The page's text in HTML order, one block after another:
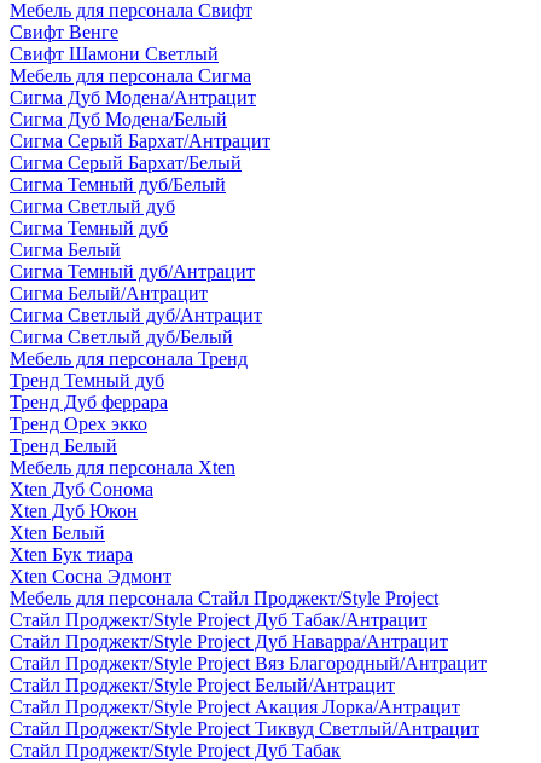
Мебель для персонала Свифт
Свифт Венге
Свифт Шамони Светлый
Мебель для персонала Сигма
Сигма Дуб Модена/Антрацит
Сигма Дуб Модена/Белый
Сигма Серый Бархат/Антрацит
Сигма Серый Бархат/Белый
Сигма Темный дуб/Белый
Сигма Светлый дуб
Сигма Темный дуб
Сигма Белый
Сигма Темный дуб/Антрацит
Сигма Белый/Антрацит
Сигма Светлый дуб/Антрацит
Сигма Светлый дуб/Белый
Мебель для персонала Тренд
Тренд Темный дуб
Тренд Дуб феррара
Тренд Орех экко
Тренд Белый
Мебель для персонала Xten
Xten Дуб Сонома
Xten Дуб Юкон
Xten Белый
Xten Бук тиара
Xten Сосна Эдмонт
Мебель для персонала Стайл Проджект/Style Project
Стайл Проджект/Style Project Дуб Табак/Антрацит
Стайл Проджект/Style Project Дуб Наварра/Антрацит
Стайл Проджект/Style Project Вяз Благородный/Антрацит
Стайл Проджект/Style Project Белый/Антрацит
Стайл Проджект/Style Project Акация Лорка/Антрацит
Стайл Проджект/Style Project Тиквуд Светлый/Антрацит
Стайл Проджект/Style Project Дуб Табак